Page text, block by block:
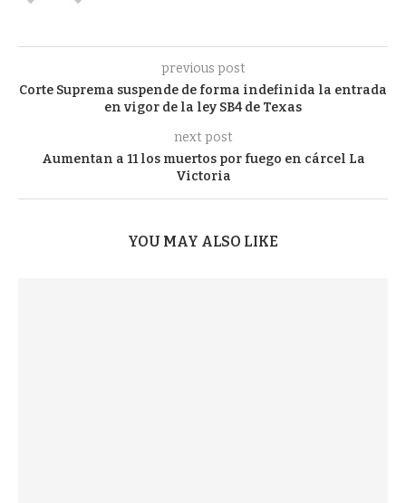
previous post
Corte Suprema suspende de forma indefinida la entrada
en vigor de la ley SB4 de Texas
next post
Aumentan a 11 los muertos por fuego en cárcel La
Victoria
YOU MAY ALSO LIKE